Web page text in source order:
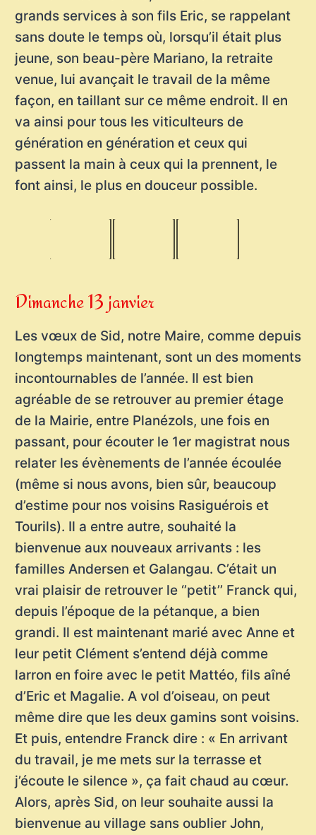
grands services à son fils Eric, se rappelant
sans doute le temps où, lorsqu’il était plus
jeune, son beau-père Mariano, la retraite
venue, lui avançait le travail de la même
façon, en taillant sur ce même endroit. Il en
va ainsi pour tous les viticulteurs de
génération en génération et ceux qui
passent la main à ceux qui la prennent, le
font ainsi, le plus en douceur possible.
Dimanche 13 janvier
Les vœux de Sid, notre Maire, comme depuis
longtemps maintenant, sont un des moments
incontournables de l’année. Il est bien
agréable de se retrouver au premier étage
de la Mairie, entre Planézols, une fois en
passant, pour écouter le 1er magistrat nous
relater les évènements de l’année écoulée
(même si nous avons, bien sûr, beaucoup
d’estime pour nos voisins Rasiguérois et
Tourils). Il a entre autre, souhaité la
bienvenue aux nouveaux arrivants : les
familles Andersen et Galangau. C’était un
vrai plaisir de retrouver le ‘’petit’’ Franck qui,
depuis l’époque de la pétanque, a bien
grandi. Il est maintenant marié avec Anne et
leur petit Clément s’entend déjà comme
larron en foire avec le petit Mattéo, fils aîné
d’Eric et Magalie. A vol d’oiseau, on peut
même dire que les deux gamins sont voisins.
Et puis, entendre Franck dire : « En arrivant
du travail, je me mets sur la terrasse et
j’écoute le silence », ça fait chaud au cœur.
Alors, après Sid, on leur souhaite aussi la
bienvenue au village sans oublier John,